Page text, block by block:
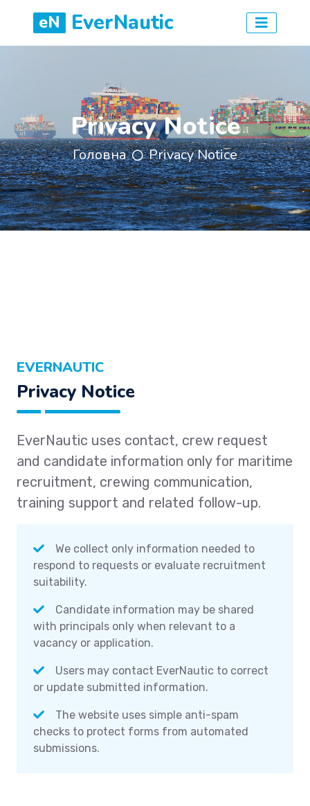
eN EverNautic
Privacy Notice
Головна Privacy Notice
EVERNAUTIC
Privacy Notice
EverNautic uses contact, crew request
and candidate information only for maritime
recruitment, crewing communication,
training support and related follow-up.
We collect only information needed to
respond to requests or evaluate recruitment
suitability.
Candidate information may be shared
with principals only when relevant to a
vacancy or application.
Users may contact EverNautic to correct
or update submitted information.
The website uses simple anti-spam
checks to protect forms from automated
submissions.